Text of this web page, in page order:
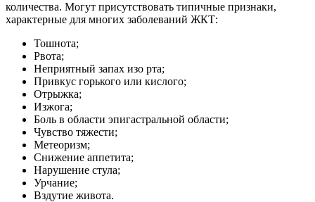
количества. Могут присутствовать типичные признаки,
характерные для многих заболеваний ЖКТ:
Тошнота;
Рвота;
Неприятный запах изо рта;
Привкус горького или кислого;
Отрыжка;
Изжога;
Боль в области эпигастральной области;
Чувство тяжести;
Метеоризм;
Снижение аппетита;
Нарушение стула;
Урчание;
Вздутие живота.